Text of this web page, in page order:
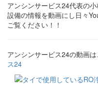
アンシンサービス24代表の
設備の情報を動画にし日々
ご覧ください！！
アンシンサービス24の動画
ス24